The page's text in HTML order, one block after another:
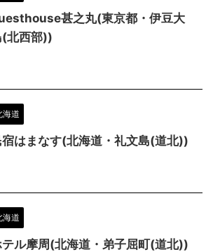
甚之丸(東京都・伊豆大
(北西部))
海道
宿はまなす(北海道・礼文島(道北))
海道
ル摩周(北海道・弟子屈町(道北))